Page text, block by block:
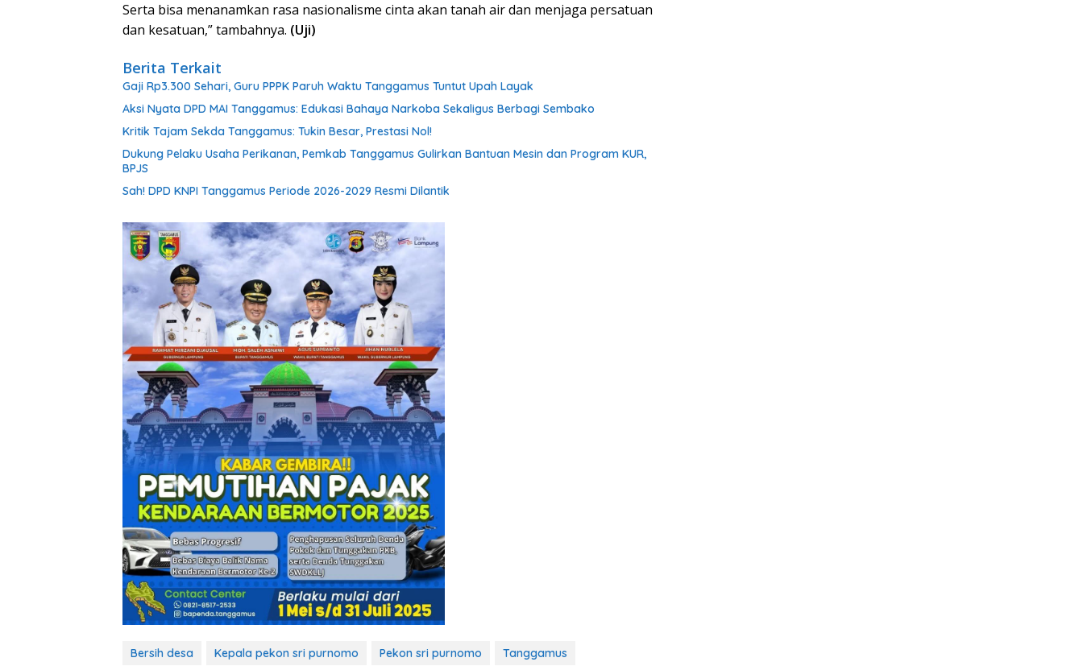
Serta bisa menanamkan rasa nasionalisme cinta akan tanah air dan menjaga persatuan
dan kesatuan,” tambahnya. (Uji)
Berita Terkait
Gaji Rp3.300 Sehari, Guru PPPK Paruh Waktu Tanggamus Tuntut Upah Layak
Aksi Nyata DPD MAI Tanggamus: Edukasi Bahaya Narkoba Sekaligus Berbagi Sembako
Kritik Tajam Sekda Tanggamus: Tukin Besar, Prestasi Nol!
Dukung Pelaku Usaha Perikanan, Pemkab Tanggamus Gulirkan Bantuan Mesin dan Program KUR,
BPJS
Sah! DPD KNPI Tanggamus Periode 2026-2029 Resmi Dilantik
Bersih desa Kepala pekon sri purnomo Pekon sri purnomo Tanggamus